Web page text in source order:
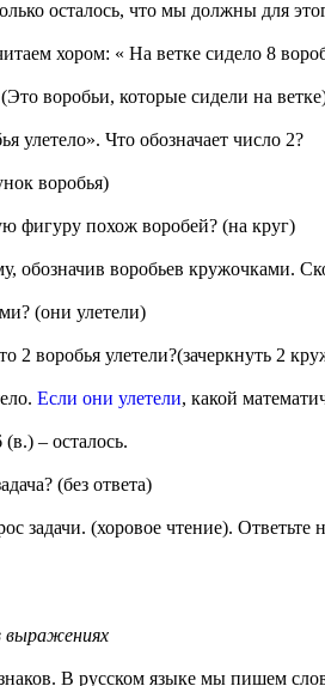
осталось, что мы должны для
хором: « На ветке сидело 8
воробьи, которые сидели на
улетело». Что обозначает число 2?
воробья)
фигуру похож воробей? (на круг)
обозначив воробьев кружочками.
(они улетели)
2 воробья улетели?(зачеркнуть 2
Если они улетели, какой
– осталось.
(без ответа)
задачи. (хоровое чтение). Ответьте
выражениях
В русском языке мы пишем